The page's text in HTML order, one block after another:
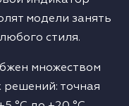
модели занять
стиля.
множеством
решений: точная